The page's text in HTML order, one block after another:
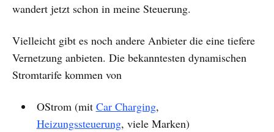
wandert jetzt schon in meine Steuerung.
Vielleicht gibt es noch andere Anbieter die eine tiefere
Vernetzung anbieten. Die bekanntesten dynamischen
Stromtarife kommen von
OStrom (mit Car Charging,
Heizungssteuerung, viele Marken)